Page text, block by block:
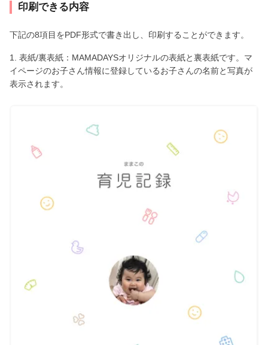
印刷できる内容
下記の8項目をPDF形式で書き出し、印刷することができます。
1. 表紙/裏表紙：MAMADAYSオリジナルの表紙と裏表紙です。マ
イページのお子さん情報に登録しているお子さんの名前と写真が
表示されます。